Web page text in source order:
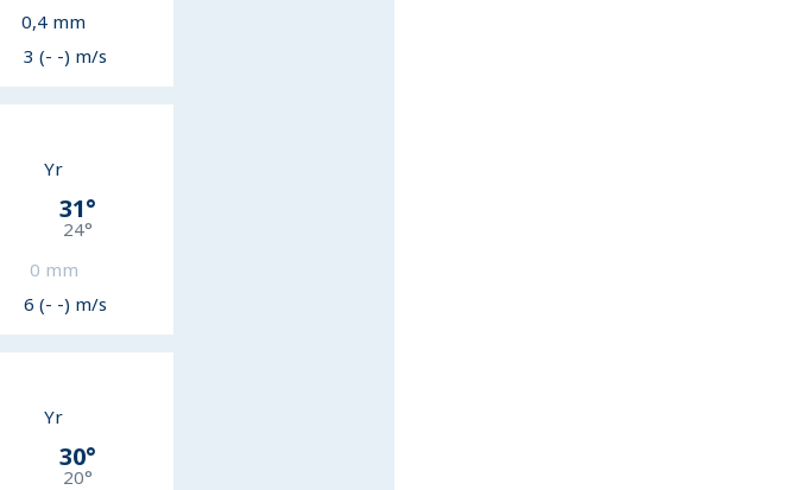
0,4 mm
3 (- -) m/s
Yr
31°
24°
0 mm
6 (- -) m/s
Yr
30°
20°